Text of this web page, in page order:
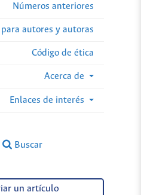
Números anteriores
para autores y autoras
Código de ética
Acerca de
Enlaces de interés
Buscar
un artículo